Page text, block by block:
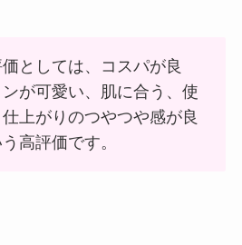
としては、コスパが良
が可愛い、肌に合う、使
上がりのつやつや感が良
高評価です。